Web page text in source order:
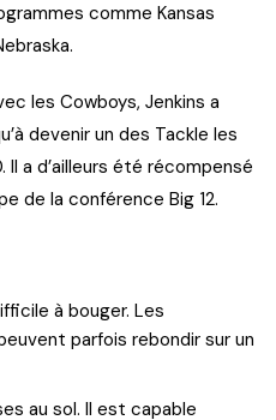
comme Kansas
les Cowboys, Jenkins a
devenir un des Tackle les
a d’ailleurs été récompensé
de la conférence Big 12.
à bouger. Les
parfois rebondir sur un
au sol. Il est capable